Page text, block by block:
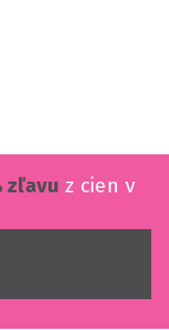
zľavu z cien v